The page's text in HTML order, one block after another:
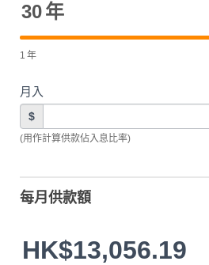
30年
1 年
月入
$
(用作計算供款佔入息比率)
每月供款額
HK$13,056.19